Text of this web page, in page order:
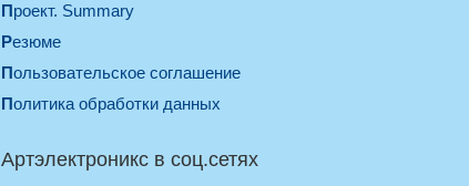
Проект. Summary
Резюме
Пользовательское соглашение
Политика обработки данных
Артэлектроникс в соц.сетях